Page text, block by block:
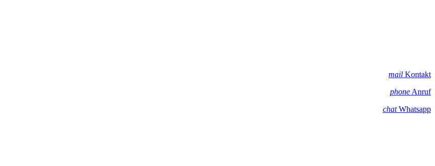
mail Kontakt
phone Anruf
chatWhatsapp